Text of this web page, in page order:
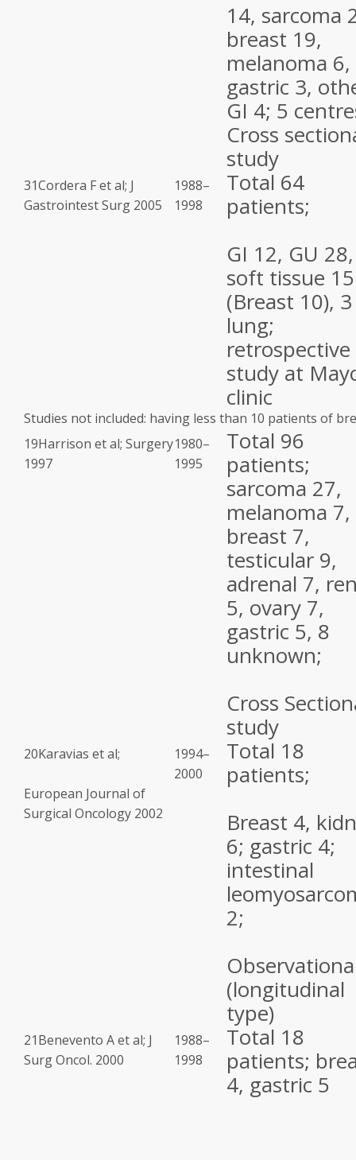
14, sarcoma
breast 19,
melanoma 6,
gastric 3,
GI 4; 5
Cross
study
31Cordera F et al; J
Gastrointest Surg 2005
1988–
1998
Total 64
patients;
GI 12, GU 28,
soft tissue 15
(Breast 10), 3
lung;
retrospective
study at
clinic
Studies not included: having less than 10 patients of
19Harrison et al; Surgery
1997
1980–
1995
Total 96
patients;
sarcoma 27,
melanoma 7,
breast 7,
testicular 9,
adrenal 7,
5, ovary 7,
gastric 5, 8
unknown;
Cross
study
20Karavias et al;
European Journal of
Surgical Oncology 2002
1994–
2000
Total 18
patients;
Breast 4,
6; gastric 4;
intestinal
2;
(longitudinal
type)
21Benevento A et al; J
Surg Oncol. 2000
1988–
1998
Total 18
patients;
4, gastric 5